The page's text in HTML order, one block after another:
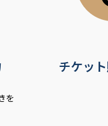
を
チケッ